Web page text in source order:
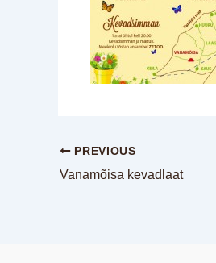
PREVIOUS
Vanamõisa kevadlaat